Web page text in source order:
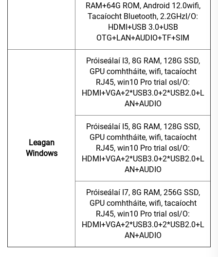
RAM+64G ROM, Android 12.0wifi,
Tacaíocht Bluetooth, 2.2GHzI/O:
HDMI+USB 3.0+USB
OTG+LAN+AUDIO+TF+SIM
Leagan
Windows
Próiseálaí I3, 8G RAM, 128G SSD,
GPU comhtháite, wifi, tacaíocht
RJ45, win10 Pro trial osI/O:
HDMI+VGA+2*USB3.0+2*USB2.0+L
AN+AUDIO
Próiseálaí I5, 8G RAM, 128G SSD,
GPU comhtháite, wifi, tacaíocht
RJ45, win10 Pro trial osI/O:
HDMI+VGA+2*USB3.0+2*USB2.0+L
AN+AUDIO
Próiseálaí I7, 8G RAM, 256G SSD,
GPU comhtháite, wifi, tacaíocht
RJ45, win10 Pro trial osI/O:
HDMI+VGA+2*USB3.0+2*USB2.0+L
AN+AUDIO